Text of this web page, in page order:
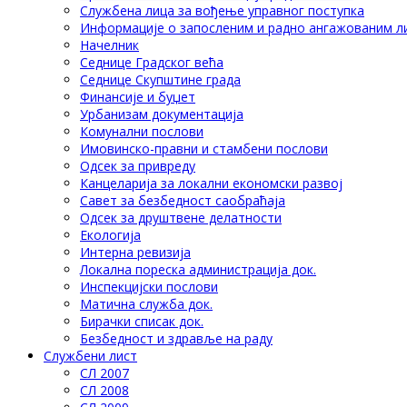
Службена лица за вођење управног поступка
Информације о запосленим и радно ангажованим
Начелник
Седнице Градског већа
Седнице Скупштине града
Финансије и буџет
Урбанизам документација
Комунални послови
Имовинско-правни и стамбени послови
Одсек за привреду
Канцеларија за локални економски развој
Савет за безбедност саобраћаја
Одсек за друштвене делатности
Eкологија
Интерна ревизија
Локална пореска администрација док.
Инспекцијски послови
Матична служба док.
Бирачки списак док.
Безбедност и здравље на раду
Службени лист
СЛ 2007
СЛ 2008